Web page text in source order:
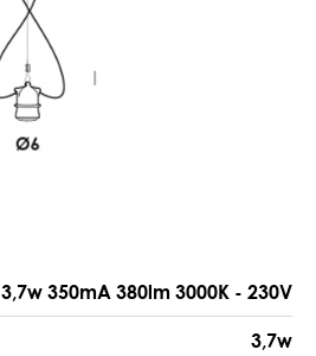
3,7w 350mA 380lm 3000K - 230V
3,7w